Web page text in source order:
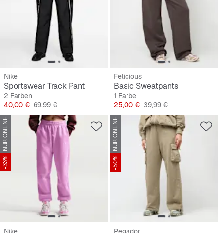
Nike
Sportswear Track Pant
2 Farben
Preis
40,00 € Originalpreis
69,99 €
Felicious
Basic Sweatpants
1 Farbe
Preis
25,00 € Originalpreis
39,99 €
NUR ONLINE
-33%
Nike
NUR ONLINE
-50%
Pegador